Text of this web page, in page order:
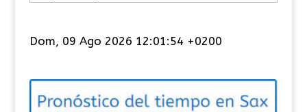
e
o
Dom, 09 Ago 2026 12:01:54 +0200